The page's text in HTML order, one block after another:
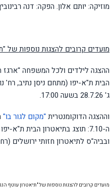
מוזיקה: יותם אלון. הפקה: דנה
מועדים קרובים להצגות נוספות של
ההצגה לילדים ולכל המשפחה "ארגז
ג' 28.7.26 בשעה 17:00.
וההצגה הדוקומנטרית "מקום לגור בו"
ובביה"ס לתיאטרון חזותי ירושלים (רח' בצלאל 11) - ביום ד' 29.7.26 בשעה 20:00, וביום
מועדים קרובים להצגות נוספות של "תיאטרון עוטף